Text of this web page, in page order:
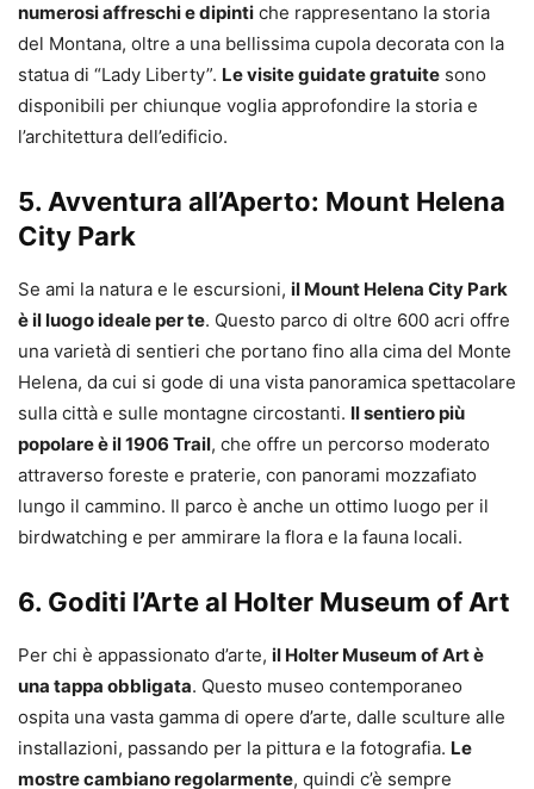
numerosi affreschi e dipinti che rappresentano la storia
del Montana, oltre a una bellissima cupola decorata con la
statua di “Lady Liberty”. Le visite guidate gratuite sono
disponibili per chiunque voglia approfondire la storia e
l’architettura dell’edificio.
5. Avventura all’Aperto: Mount Helena
City Park
Se ami la natura e le escursioni, il Mount Helena City Park
è il luogo ideale per te. Questo parco di oltre 600 acri offre
una varietà di sentieri che portano fino alla cima del Monte
Helena, da cui si gode di una vista panoramica spettacolare
sulla città e sulle montagne circostanti. Il sentiero più
popolare è il 1906 Trail, che offre un percorso moderato
attraverso foreste e praterie, con panorami mozzafiato
lungo il cammino. Il parco è anche un ottimo luogo per il
birdwatching e per ammirare la flora e la fauna locali.
6. Goditi l’Arte al Holter Museum of Art
Per chi è appassionato d’arte, il Holter Museum of Art è
una tappa obbligata. Questo museo contemporaneo
ospita una vasta gamma di opere d’arte, dalle sculture alle
installazioni, passando per la pittura e la fotografia. Le
mostre cambiano regolarmente, quindi c’è sempre